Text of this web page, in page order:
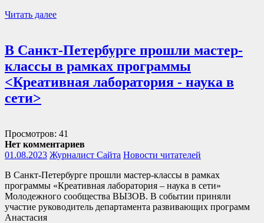
Читать далее
В Санкт-Петербурге прошли мастер-
классы в рамках программы
<Креативная лаборатория - наука в
сети>
Просмотров: 41
Нет комментариев
01.08.2023 Журналист Сайта Новости читателей
В Санкт-Петербурге прошли мастер-классы в рамках
программы «Креативная лаборатория – наука в сети»
Молодежного сообщества ВЫЗОВ. В событии приняли
участие руководитель департамента развивающих программ
Анастасия